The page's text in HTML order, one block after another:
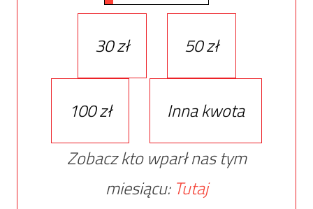
30 zł 50 zł
100 zł
Inna kwota
Zobacz kto wparł nas tym
miesiącu: Tutaj